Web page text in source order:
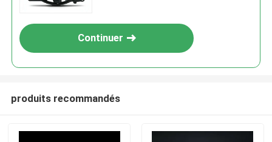
Continuer
produits recommandés